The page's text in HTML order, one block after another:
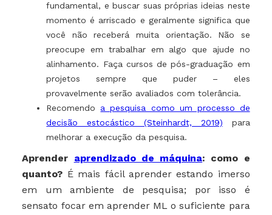
fundamental, e buscar suas próprias ideias neste
momento é arriscado e geralmente significa que
você não receberá muita orientação. Não se
preocupe em trabalhar em algo que ajude no
alinhamento. Faça cursos de pós-graduação em
projetos sempre que puder – eles
provavelmente serão avaliados com tolerância.
Recomendo a pesquisa como um processo de
decisão estocástico (Steinhardt, 2019) para
melhorar a execução da pesquisa.
Aprender aprendizado de máquina: como e
quanto? É mais fácil aprender estando imerso
em um ambiente de pesquisa; por isso é
sensato focar em aprender ML o suficiente para